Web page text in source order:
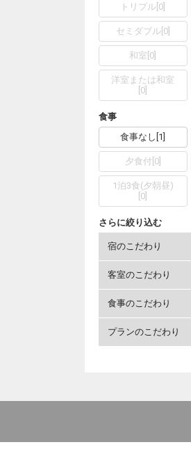
トリプル 0
セミダブル[ 0]
和室 0
洋室または和室
0
食事
食事なし 1
夕食付 0]
1泊3食(夕朝昼)
0
さらに絞り込む
宿のこだわり
客室のこだわり
食事のこだわり
プランのこだわり